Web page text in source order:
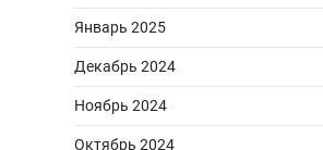
Январь 2025
Декабрь 2024
Ноябрь 2024
Октябрь 2024